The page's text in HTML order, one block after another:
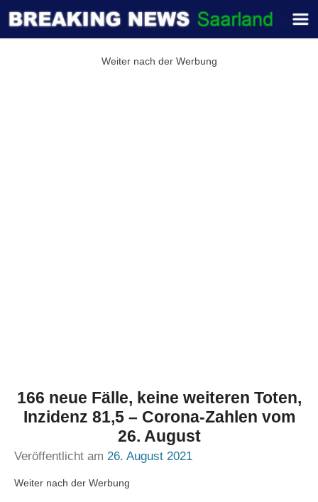
Weiter nach der Werbung
166 neue Fälle, keine weiteren Toten,
Inzidenz 81,5 – Corona-Zahlen vom
26. August
Veröffentlicht am 26. August 2021
Weiter nach der Werbung